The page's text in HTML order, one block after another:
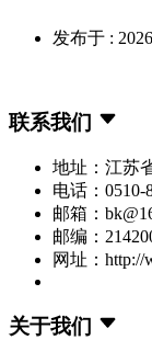
发布于 :
联系我们
地址：江苏
电话：0510-
邮箱：
邮编：
网址：http://
关于我们